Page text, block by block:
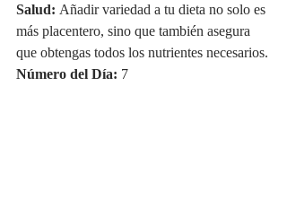
Salud: Añadir variedad a tu dieta no solo es
más placentero, sino que también asegura
que obtengas todos los nutrientes necesarios.
Número del Día: 7